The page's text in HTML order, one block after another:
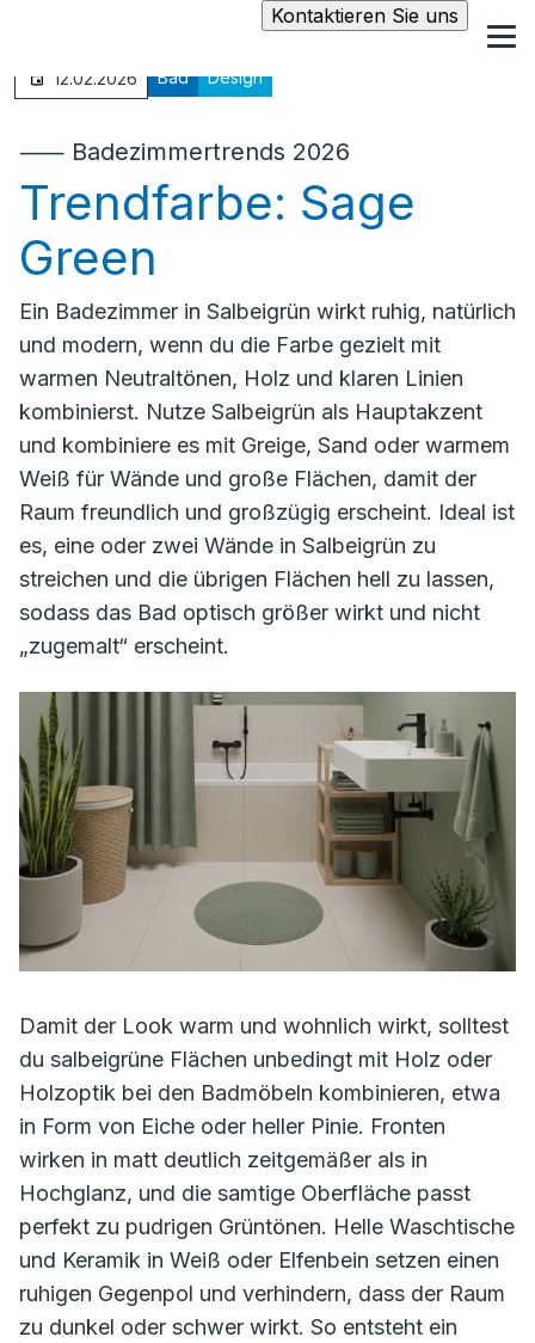
Kontaktieren Sie uns
12.02.2026 Bad Design
⸺ Badezimmertrends 2026
Trendfarbe: Sage
Green
Ein Badezimmer in Salbeigrün wirkt ruhig, natürlich
und modern, wenn du die Farbe gezielt mit
warmen Neutraltönen, Holz und klaren Linien
kombinierst. Nutze Salbeigrün als Hauptakzent
und kombiniere es mit Greige, Sand oder warmem
Weiß für Wände und große Flächen, damit der
Raum freundlich und großzügig erscheint. Ideal ist
es, eine oder zwei Wände in Salbeigrün zu
streichen und die übrigen Flächen hell zu lassen,
sodass das Bad optisch größer wirkt und nicht
„zugemalt“ erscheint.
Damit der Look warm und wohnlich wirkt, solltest
du salbeigrüne Flächen unbedingt mit Holz oder
Holzoptik bei den Badmöbeln kombinieren, etwa
in Form von Eiche oder heller Pinie. Fronten
wirken in matt deutlich zeitgemäßer als in
Hochglanz, und die samtige Oberfläche passt
perfekt zu pudrigen Grüntönen. Helle Waschtische
und Keramik in Weiß oder Elfenbein setzen einen
ruhigen Gegenpol und verhindern, dass der Raum
zu dunkel oder schwer wirkt. So entsteht ein